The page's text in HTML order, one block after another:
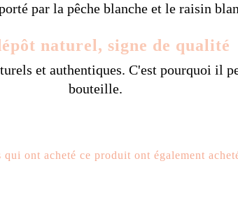
par la pêche blanche et le raisin
naturel, signe de qualité
et authentiques. C'est pourquoi il
bouteille.
qui ont acheté ce produit ont également